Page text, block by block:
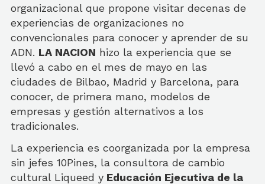
organizacional que propone visitar decenas de
experiencias de organizaciones no
convencionales para conocer y aprender de su
ADN. LA NACION hizo la experiencia que se
llevó a cabo en el mes de mayo en las
ciudades de Bilbao, Madrid y Barcelona, para
conocer, de primera mano, modelos de
empresas y gestión alternativos a los
tradicionales.
La experiencia es coorganizada por la empresa
sin jefes 10Pines, la consultora de cambio
cultural Liqueed y Educación Ejecutiva de la